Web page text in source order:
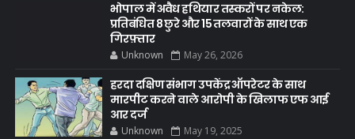
भोपाल में अवैध हथियार तस्करों पर नकेल:
प्रतिबंधित 8 छुरे और 15 तलवारों के साथ एक
गिरफ़्तार
Unknown May 26, 2026
हरदा दक्षिण संभाग उपकेंद्र ऑपरेटर के साथ
मारपीट करने वाले आरोपी के खिलाफ एफ आई
आर दर्ज
Unknown May 19, 2025